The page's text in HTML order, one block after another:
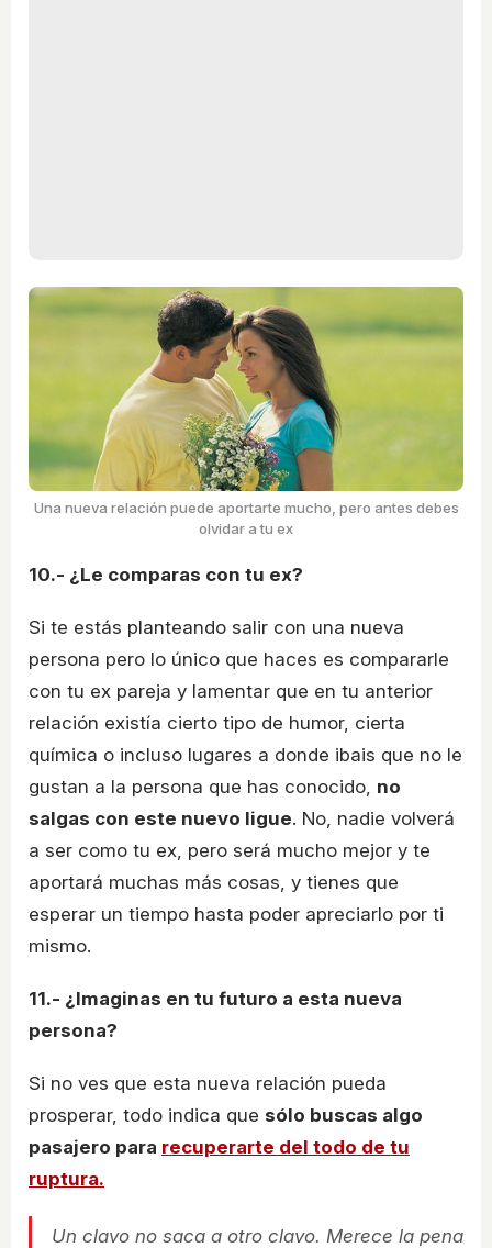
Una nueva relación puede aportarte mucho, pero antes debes
olvidar a tu ex
10.- ¿Le comparas con tu ex?
Si te estás planteando salir con una nueva
persona pero lo único que haces es compararle
con tu ex pareja y lamentar que en tu anterior
relación existía cierto tipo de humor, cierta
química o incluso lugares a donde ibais que no le
gustan a la persona que has conocido, no
salgas con este nuevo ligue. No, nadie volverá
a ser como tu ex, pero será mucho mejor y te
aportará muchas más cosas, y tienes que
esperar un tiempo hasta poder apreciarlo por ti
mismo.
11.- ¿Imaginas en tu futuro a esta nueva
persona?
Si no ves que esta nueva relación pueda
prosperar, todo indica que sólo buscas algo
pasajero para recuperarte del todo de tu
ruptura.
Un clavo no saca a otro clavo. Merece la pena